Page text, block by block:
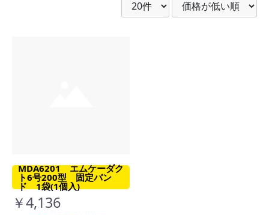
MDA6201 エムケーダク
ト6号200型 固定バン
ド 1袋(1個入)
￥4,136